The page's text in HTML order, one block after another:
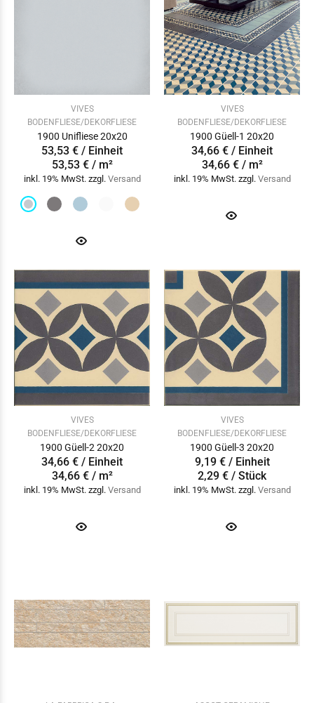
VIVES
BODENFLIESE/DEKORFLIESE
1900 Unifliese 20x20
53,53 € / Einheit
53,53 € / m²
inkl. 19% MwSt. zzgl. Versand
VIVES
BODENFLIESE/DEKORFLIESE
1900 Güell-1 20x20
34,66 € / Einheit
34,66 € / m²
inkl. 19% MwSt. zzgl. Versand
VIVES
BODENFLIESE/DEKORFLIESE
1900 Güell-2 20x20
34,66 € / Einheit
34,66 € / m²
inkl. 19% MwSt. zzgl. Versand
VIVES
BODENFLIESE/DEKORFLIESE
1900 Güell-3 20x20
9,19 € / Einheit
2,29 € / Stück
inkl. 19% MwSt. zzgl. Versand